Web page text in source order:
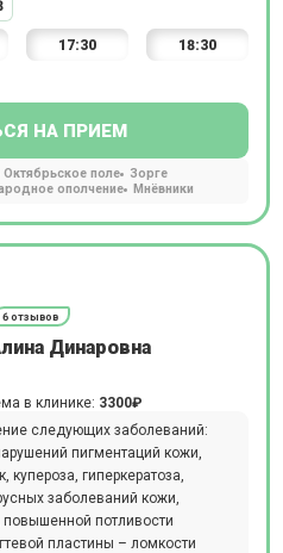
17:30 18:30
НА ПРИЕМ
Октябрьское поле
Зорге
ополчение Мнёвники
6 отзывов
Динаровна
в клинике: 3300₽
следующих заболеваний:
пигментаций кожи,
купероза, гиперкератоза,
заболеваний кожи,
потливости
пластины – ломкости